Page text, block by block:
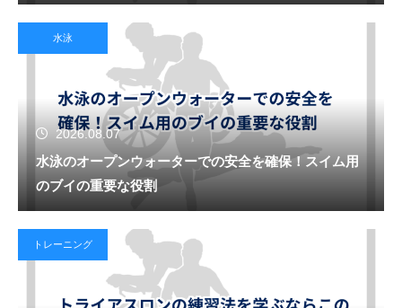
水泳
2026.08.07
水泳のオープンウォーターでの安全を確保！スイム用
のブイの重要な役割
トレーニング